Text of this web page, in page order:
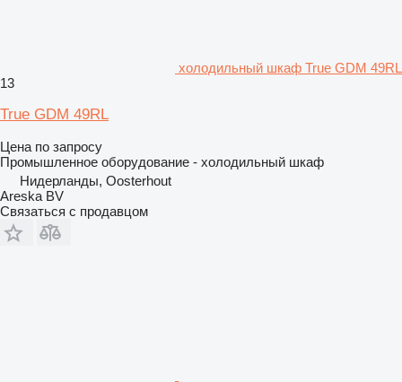
холодильный шкаф True GDM 49RL
13
True GDM 49RL
Цена по запросу
Промышленное оборудование - холодильный шкаф
Нидерланды, Oosterhout
Areska BV
Связаться с продавцом